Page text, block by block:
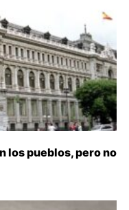
los pueblos, pero no